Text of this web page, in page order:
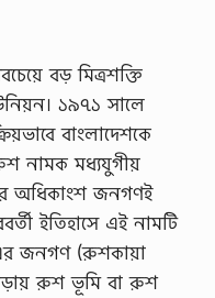
বড় মিত্রশক্তি
১৯৭১ সালে
বাংলাদেশকে
নামক মধ্যযুগীয়
অধিকাংশ জনগণই
ইতিহাসে এই নামটি
জনগণ (রুশকায়া
রুশ ভূমি বা রুশ